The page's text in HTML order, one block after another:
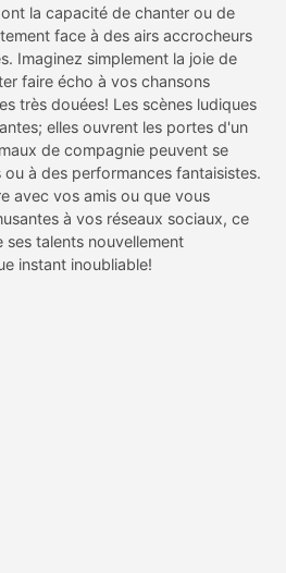
la capacité de chanter ou de
face à des airs accrocheurs
Imaginez simplement la joie de
faire écho à vos chansons
très douées! Les scènes ludiques
elles ouvrent les portes d'un
de compagnie peuvent se
à des performances fantaisistes.
avec vos amis ou que vous
à vos réseaux sociaux, ce
talents nouvellement
instant inoubliable!